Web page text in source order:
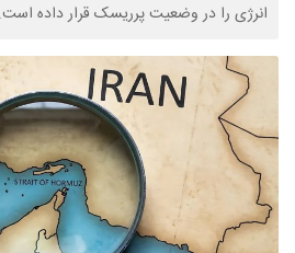
انرژی را در وضعیت پرریسک قرار داده است.